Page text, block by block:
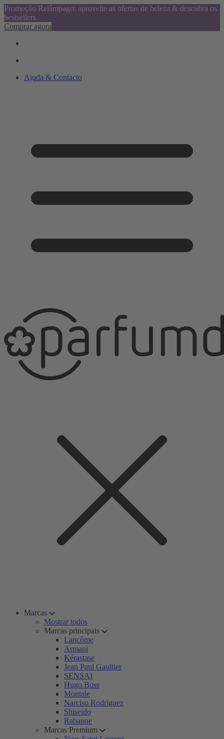
Promoção Relâmpago: aproveite as ofertas de beleza & descubra os
bestsellers
Comprar agora
Ajuda & Contacto
Marcas
Mostrar todos
Marcas principais
Lancôme
Armani
Kérastase
Jean Paul Gaultier
SENSAI
Hugo Boss
Montale
Narciso Rodriguez
Shiseido
Rabanne
Marcas Premium